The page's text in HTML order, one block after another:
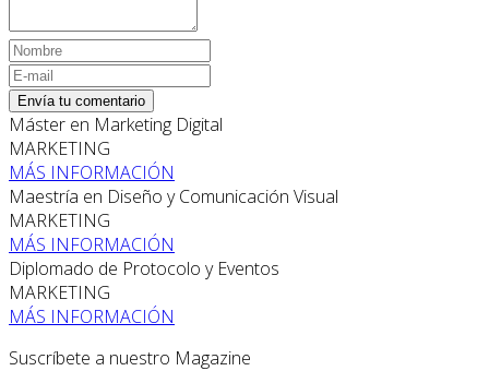
Envía tu comentario
Máster en Marketing Digital
MARKETING
MÁS INFORMACIÓN
Maestría en Diseño y Comunicación Visual
MARKETING
MÁS INFORMACIÓN
Diplomado de Protocolo y Eventos
MARKETING
MÁS INFORMACIÓN
Suscríbete a nuestro Magazine